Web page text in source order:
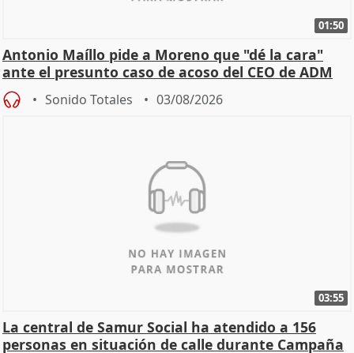
01:50
Antonio Maíllo pide a Moreno que "dé la cara"
ante el presunto caso de acoso del CEO de ADM
Sonido Totales 03/08/2026
03:55
La central de Samur Social ha atendido a 156
personas en situación de calle durante Campaña